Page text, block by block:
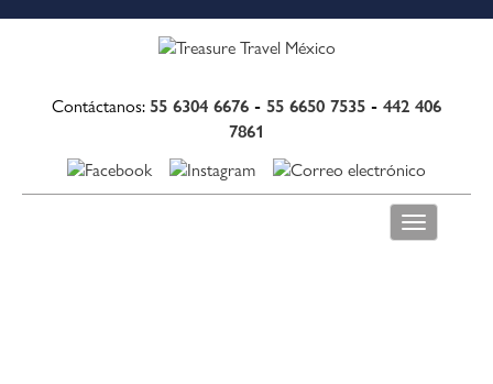
Contáctanos: 55 6304 6676 - 55 6650 7535 - 442 406
7861
Toggle
navigation